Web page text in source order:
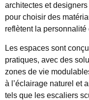
architectes et
pour choisir des
reflètent la
Les espaces sont
pratiques, avec des
zones de vie
à l’éclairage naturel et
tels que les escaliers